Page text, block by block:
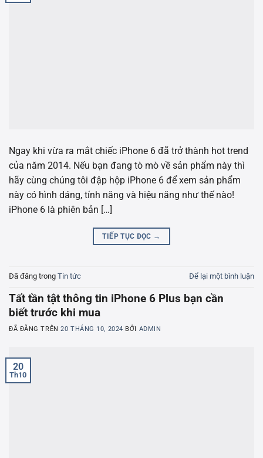
Ngay khi vừa ra mắt chiếc iPhone 6 đã trở thành hot trend
của năm 2014. Nếu bạn đang tò mò về sản phẩm này thì
hãy cùng chúng tôi đập hộp iPhone 6 để xem sản phẩm
này có hình dáng, tính năng và hiệu năng như thế nào!
iPhone 6 là phiên bản […]
TIẾP TỤC ĐỌC →
Đã đăng trong Tin tức Để lại một bình luận
Tất tần tật thông tin iPhone 6 Plus bạn cần
biết trước khi mua
ĐÃ ĐĂNG TRÊN20 THÁNG 10, 2024 BỞI ADMIN
20
Th10